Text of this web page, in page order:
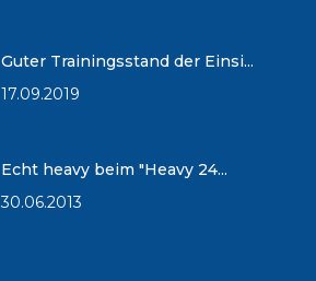
Guter Trainingsstand der Einsi...
17.09.2019
Echt heavy beim "Heavy 24...
30.06.2013